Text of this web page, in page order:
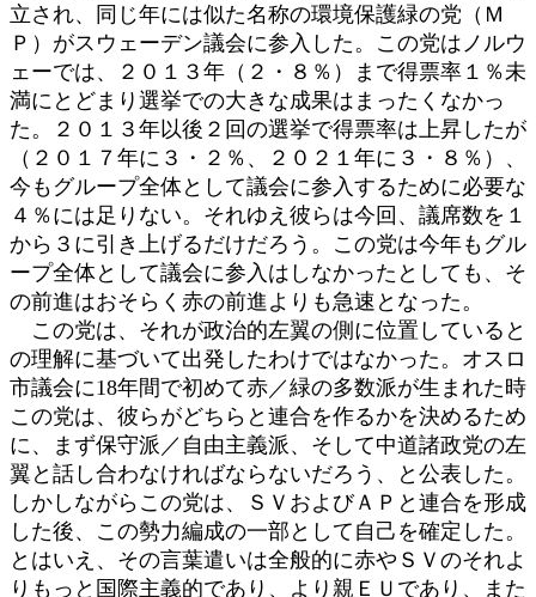
立され、同じ年には似た名称の環境保護緑の党（Ｍ
Ｐ）がスウェーデン議会に参入した。この党はノルウ
ェーでは、２０１３年（２・８％）まで得票率１％未
満にとどまり選挙での大きな成果はまったくなかっ
た。２０１３年以後２回の選挙で得票率は上昇したが
（２０１７年に３・２％、２０２１年に３・８％）、
今もグループ全体として議会に参入するために必要な
４％には足りない。それゆえ彼らは今回、議席数を１
から３に引き上げるだけだろう。この党は今年もグル
ープ全体として議会に参入はしなかったとしても、そ
の前進はおそらく赤の前進よりも急速となった。
この党は、それが政治的左翼の側に位置していると
の理解に基づいて出発したわけではなかった。オスロ
市議会に18年間で初めて赤／緑の多数派が生まれた時
この党は、彼らがどちらと連合を作るかを決めるため
に、まず保守派／自由主義派、そして中道諸政党の左
翼と話し合わなければならないだろう、と公表した。
しかしながらこの党は、ＳＶおよびＡＰと連合を形成
した後、この勢力編成の一部として自己を確定した。
とはいえ、その言葉遣いは全般的に赤やＳＶのそれよ
りもっと国際主義的であり、より親ＥＵであり、また